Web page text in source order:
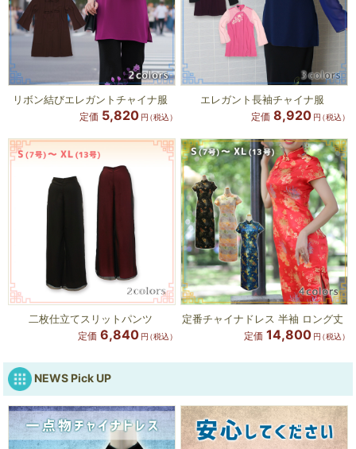
リボン結びエレガントチャイナ服
定価 5,820円（税込）
エレガント長袖チャイナ服
定価 8,920円（税込）
二枚仕立てスリットパンツ
定価 6,840円（税込）
定番チャイナドレス 半袖 ロング丈
定価 14,800円（税込）
NEWS Pick UP